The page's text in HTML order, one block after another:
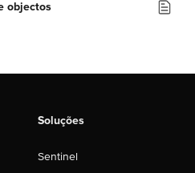
objectos
Soluções
Sentinel